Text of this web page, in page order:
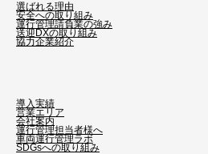
選ばれる理由
安全への取り組み
運行管理請負業の強み
送迎DXの取り組み
協力企業紹介
導入実績
営業エリア
会社案内
運行管理担当者様へ
車両運行管理ラボ
SDGsへの取り組み